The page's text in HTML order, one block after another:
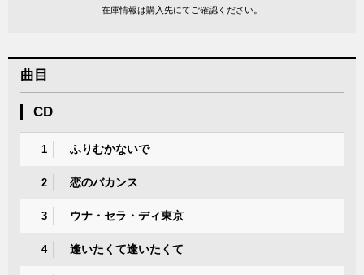
在庫情報は購入先にてご確認ください。
曲目
CD
1 ふりむかないで
2 恋のバカンス
3 ウナ・セラ・ディ東京
4 逢いたくて逢いたくて